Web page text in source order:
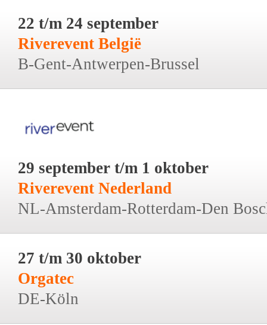
22 t/m 24 september
Riverevent België
B-Gent-Antwerpen-Brussel
29 september t/m 1 oktober
Riverevent Nederland
NL-Amsterdam-Rotterdam-Den
27 t/m 30 oktober
Orgatec
DE-Köln